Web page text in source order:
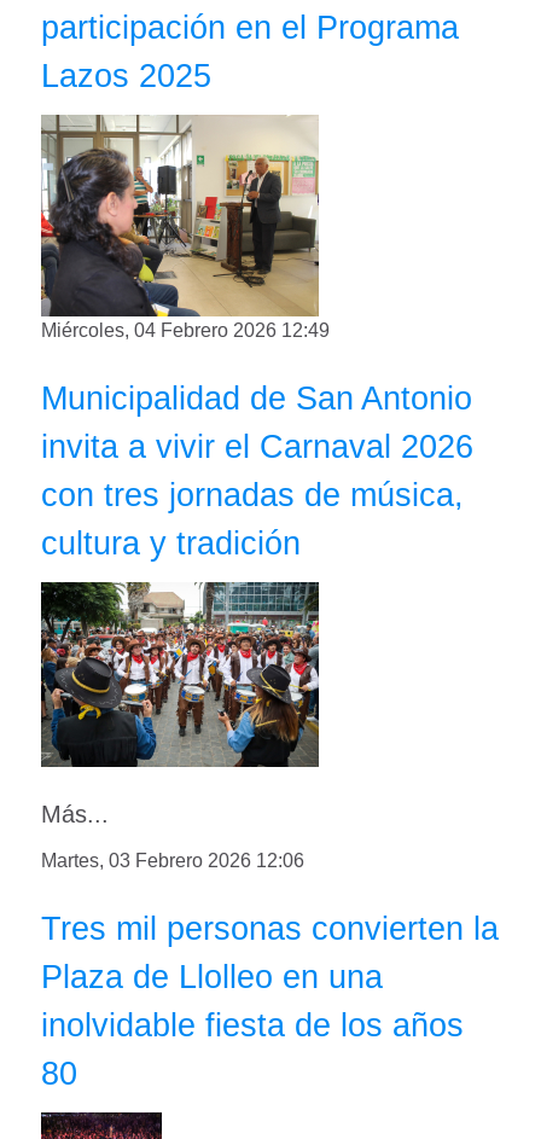
participación en el Programa
Lazos 2025
Miércoles, 04 Febrero 2026 12:49
Municipalidad de San Antonio
invita a vivir el Carnaval 2026
con tres jornadas de música,
cultura y tradición
Más...
Martes, 03 Febrero 2026 12:06
Tres mil personas convierten la
Plaza de Llolleo en una
inolvidable fiesta de los años
80